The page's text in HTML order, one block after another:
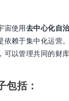
宙使用去中心化自
依赖于集中化运营
可以管理共同的财
包括：